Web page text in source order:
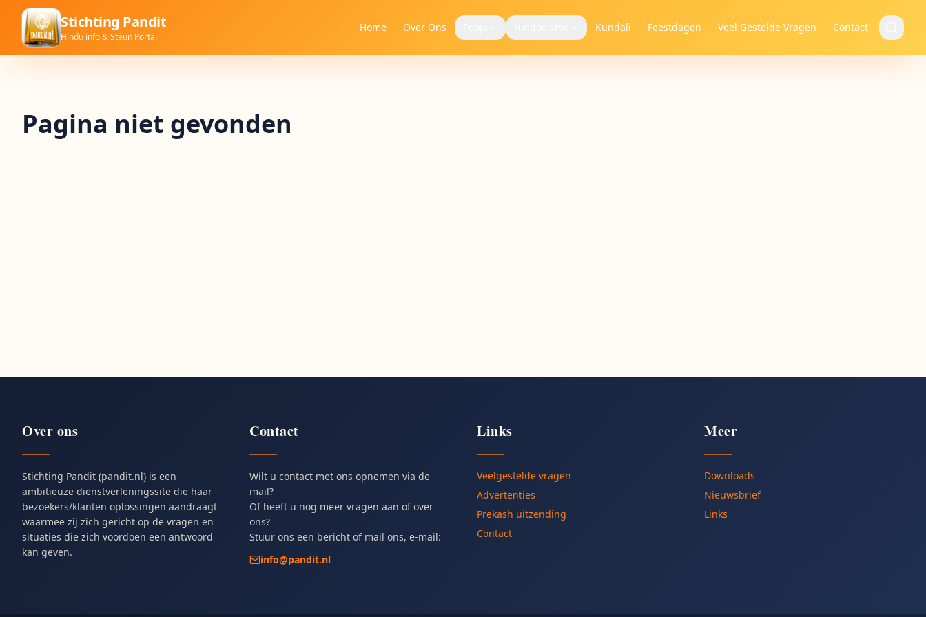
Stichting Pandit
Hindu info & Steun Portal
Home Over Ons Kundali Feestdagen Veel Gestelde Vragen Contact
Pagina niet gevonden
Over ons
Stichting Pandit (pandit.nl) is een
ambitieuze dienstverleningssite die haar
bezoekers/klanten oplossingen aandraagt
waarmee zij zich gericht op de vragen en
situaties die zich voordoen een antwoord
kan geven.
Contact
Wilt u contact met ons opnemen via de
mail?
Of heeft u nog meer vragen aan of over
ons?
Stuur ons een bericht of mail ons, e-mail:
info@pandit.nl
Links
Veelgestelde vragen
Advertenties
Prekash uitzending
Contact
Meer
Downloads
Nieuwsbrief
Links